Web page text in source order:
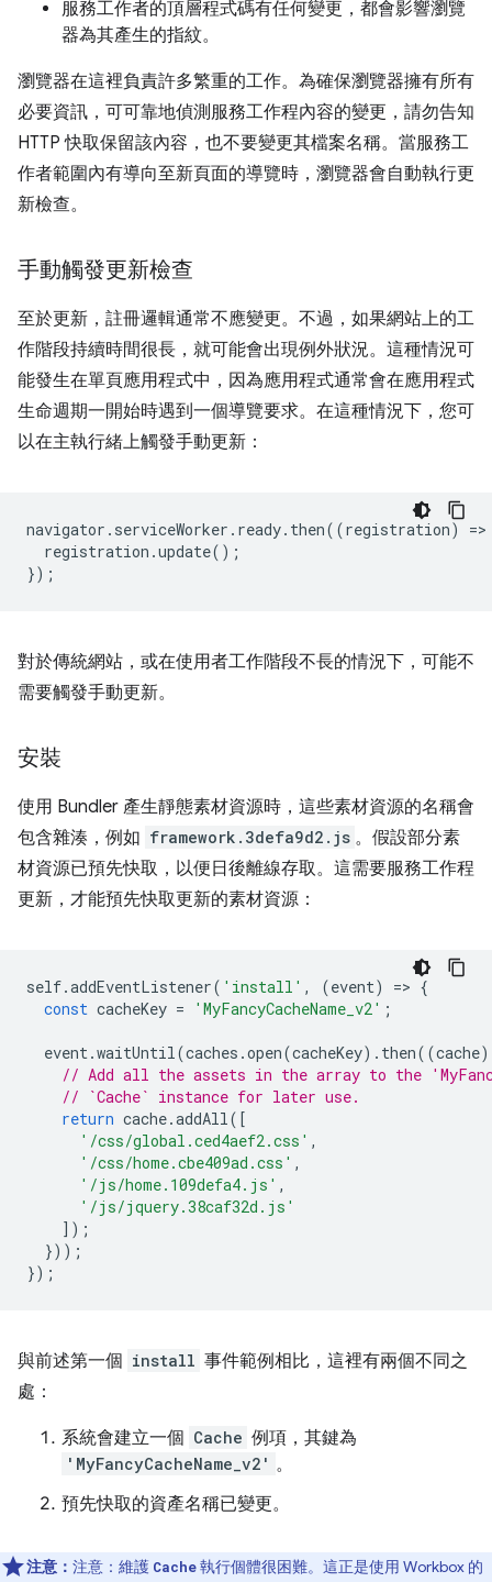
服務工作者的頂層程式碼有任何變更，都會影響瀏覽
器為其產生的指紋。
瀏覽器在這裡負責許多繁重的工作。為確保瀏覽器擁有所有
必要資訊，可可靠地偵測服務工作程內容的變更，請勿告知
HTTP 快取保留該內容，也不要變更其檔案名稱。當服務工
作者範圍內有導向至新頁面的導覽時，瀏覽器會自動執行更
新檢查。
手動觸發更新檢查
至於更新，註冊邏輯通常不應變更。不過，如果網站上的工
作階段持續時間很長，就可能會出現例外狀況。這種情況可
能發生在單頁應用程式中，因為應用程式通常會在應用程式
生命週期一開始時遇到一個導覽要求。 在這種情況下，您可
以在主執行緒上觸發手動更新：
navigator . serviceWorker . ready. then((registration) =>
registration .update();
});
對於傳統網站，或在使用者工作階段不長的情況下，可能不
需要觸發手動更新。
安裝
使用 Bundler 產生靜態素材資源時，這些素材資源的名稱會
包含雜湊，例如 framework.3defa9d2.js 。假設部分素
材資源已預先快取，以便日後離線存取。這需要服務工作程
更新，才能預先快取更新的素材資源：
self.addEventListener( 'install' , (event) => {
const cacheKey = 'MyFancyCacheName_v2' ;
event.waitUntil(caches .open(cacheKey). then((cache)
// Add all the assets in the array to the
// `Cache` instance for later use.
return cache.addAll([
'/css/global.ced4aef2.css' ,
'/css/home.cbe409ad.css' ,
'/js/home.109defa4.js' ,
'/js/jquery.38caf32d.js'
]);
}));
});
與前述第一個 install 事件範例相比，這裡有兩個不同之
處：
系統會建立一個 Cache 例項，其鍵為
'MyFancyCacheName_v2' 。
預先快取的資產名稱已變更。
注意： 注意：維護 Cache執行個體很困難。這正是使用 Workbox 的